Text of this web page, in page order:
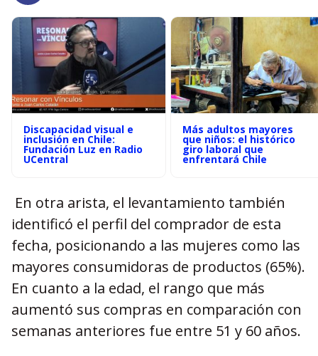
Discapacidad visual e
inclusión en Chile:
Fundación Luz en Radio
UCentral
Más adultos mayores
que niños: el histórico
giro laboral que
enfrentará Chile
En otra arista, el levantamiento también
identificó el perfil del comprador de esta
fecha, posicionando a las mujeres como las
mayores consumidoras de productos (65%).
En cuanto a la edad, el rango que más
aumentó sus compras en comparación con
semanas anteriores fue entre 51 y 60 años.